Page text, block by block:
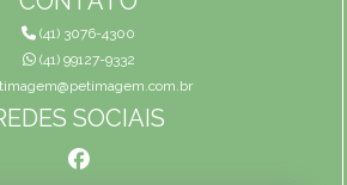
(41) 3076-4300
(41) 99127-9332
SOCIAIS